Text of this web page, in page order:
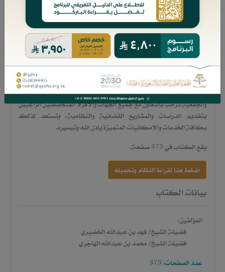
الأنظمة التي تعمل على إخراجها- أن تصافح أياديكم الكريمة بهذه
النسخة المميزة من " أنظمة جرائم الوظيفة العامة والأموال"، وترجو أن
تكون مساندة للجميـع من خلال الاستفادة منها وما تحويه من مزايا
عديدة.
ولا يفوتنا بهذه المناسبة شكر من اعتنى بهذا الملف وفهرسته وتقديمه
إلى الجمعية لإخراجه ونشره؛ وهما صاحبا الفضيلة/ محمد بن عبدالله
الهاجري، وفهد بن عبدالله الخضيري، وفقهما الله.
والجمعية ترحب بالتعاون مع جميع الجهات والأفراد المتخصصين الراغبين
بتقديم الدراسات والمشاريع القضائية والنظامية، وتستعد لذلك
بكافة الخدمات والإمكانيات المتميزة بإذن الله وتيسيره.
يقع الكتاب في 375 صفحة.
اضغط هنا لقراءة النظام وتحميله
بيانات الكتاب
المؤلفين:
فضيلة الشيخ/ فهد بن عبدالله الخضيري
فضيلة الشيخ/ محمد بن عبدالله الهاجري
عدد الصفحات: 375